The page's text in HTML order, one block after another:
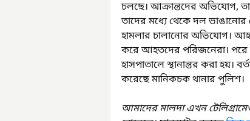
চলছে। আক্রান্তদের অভিযোগ,
তাদের মধ্যে থেকে দল
হামলার চালানোর অভিযোগ।
করে আহতদের পরিজনেরা। পরে
হাসপাতালে স্থানান্তর করা হয়।
করেছে মানিকচক থানার পুলিশ।
আমাদের মালদা এখন